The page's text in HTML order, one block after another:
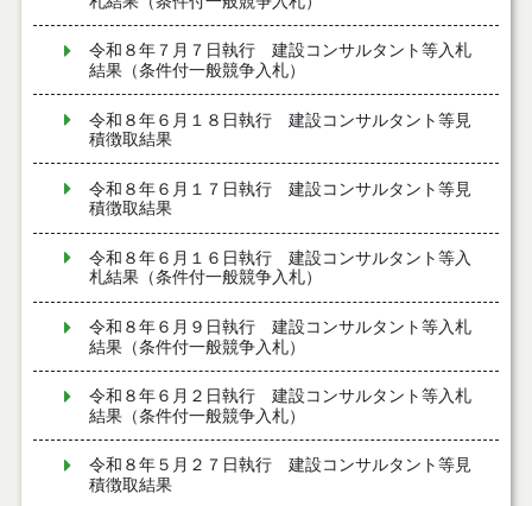
令和８年７月７日執行 建設コンサルタント等入札
結果（条件付一般競争入札）
令和８年６月１８日執行 建設コンサルタント等見
積徴取結果
令和８年６月１７日執行 建設コンサルタント等見
積徴取結果
令和８年６月１６日執行 建設コンサルタント等入
札結果（条件付一般競争入札）
令和８年６月９日執行 建設コンサルタント等入札
結果（条件付一般競争入札）
令和８年６月２日執行 建設コンサルタント等入札
結果（条件付一般競争入札）
令和８年５月２７日執行 建設コンサルタント等見
積徴取結果